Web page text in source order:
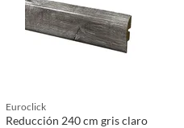
Euroclick
Reducción 240 cm gris claro